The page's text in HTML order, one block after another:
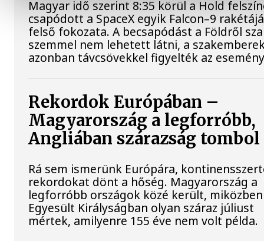
Magyar idő szerint 8:35 körül a Hold
csapódott a SpaceX egyik Falcon–9
felső fokozata. A becsapódást a Földről
szemmel nem lehetett látni, a
azonban távcsövekkel figyelték az
Rekordok Európában –
Magyarország a legforróbb,
Angliában szárazság tombol
Rá sem ismerünk Európára,
rekordokat dönt a hőség. Magyarország a
legforróbb országok közé került,
Egyesült Királyságban olyan száraz júliust
mértek, amilyenre 155 éve nem volt példa.